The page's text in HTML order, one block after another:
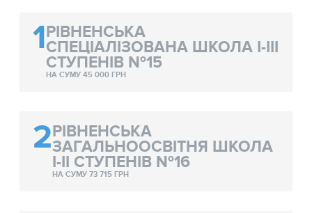
1РІВНЕНСЬКА
СПЕЦІАЛІЗОВАНА ШКОЛА І-ІІІ
СТУПЕНІВ №15
НА СУМУ 45 000 ГРН
2РІВНЕНСЬКА
ЗАГАЛЬНООСВІТНЯ ШКОЛА
І-ІІ СТУПЕНІВ №16
НА СУМУ 73 715 ГРН